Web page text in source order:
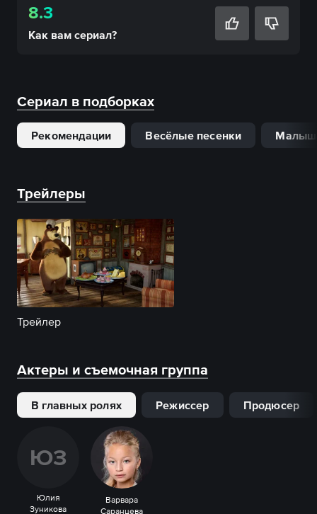
8.3
Как вам сериал?
Сериал в подборках
Рекомендации Весёлые песенки
Трейлеры
Трейлер
Актеры и съемочная группа
В главных ролях Режиссер Продюсер
ЮЗ
Юлия
Зуникова
Варвара
Саранцева